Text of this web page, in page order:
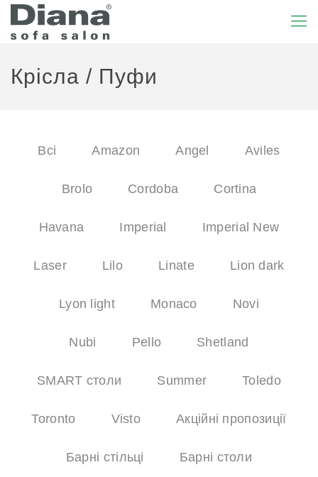
Крісла / Пуфи
Всі Amazon Angel Aviles
Brolo Cordoba Cortina
Havana Imperial Imperial New
Laser Lilo Linate Lion dark
Lyon light Monaco Novi
Nubi Pello Shetland
SMART столи Summer Toledo
Toronto Visto Акційні пропозиції
Барні стільці Барні столи